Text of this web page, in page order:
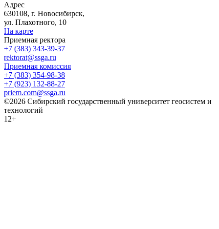
Адрес
630108, г. Новосибирск,
ул. Плахотного, 10
На карте
Приемная ректора
+7 (383) 343-39-37
rektorat@ssga.ru
Приемная комиссия
+7 (383) 354-98-38
+7 (923) 132-88-27
priem.com@ssga.ru
©2026 Сибирский государственный университет геосистем и
технологий
12+